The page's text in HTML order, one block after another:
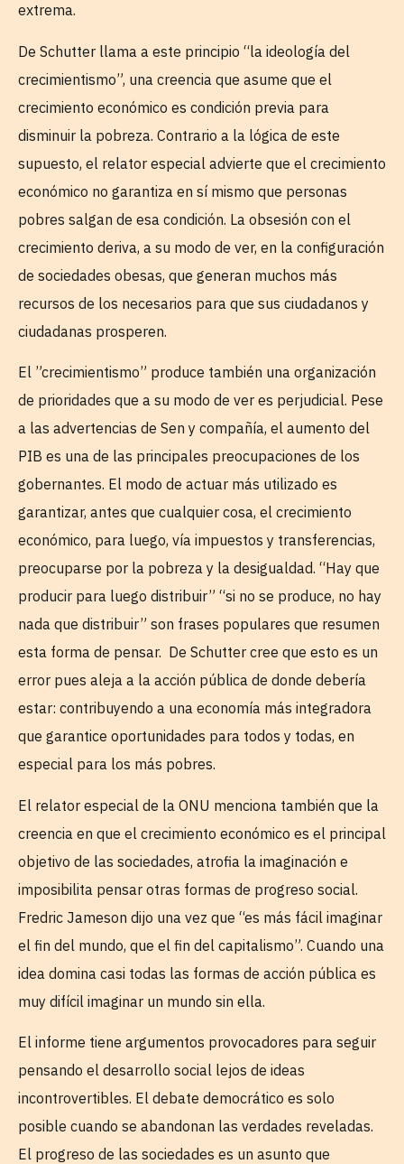
extrema.
De Schutter llama a este principio “la ideología del
crecimientismo”, una creencia que asume que el
crecimiento económico es condición previa para
disminuir la pobreza. Contrario a la lógica de este
supuesto, el relator especial advierte que el crecimiento
económico no garantiza en sí mismo que personas
pobres salgan de esa condición. La obsesión con el
crecimiento deriva, a su modo de ver, en la configuración
de sociedades obesas, que generan muchos más
recursos de los necesarios para que sus ciudadanos y
ciudadanas prosperen.
El ”crecimientismo” produce también una organización
de prioridades que a su modo de ver es perjudicial. Pese
a las advertencias de Sen y compañía, el aumento del
PIB es una de las principales preocupaciones de los
gobernantes. El modo de actuar más utilizado es
garantizar, antes que cualquier cosa, el crecimiento
económico, para luego, vía impuestos y transferencias,
preocuparse por la pobreza y la desigualdad. “Hay que
producir para luego distribuir” “si no se produce, no hay
nada que distribuir” son frases populares que resumen
esta forma de pensar. De Schutter cree que esto es un
error pues aleja a la acción pública de donde debería
estar: contribuyendo a una economía más integradora
que garantice oportunidades para todos y todas, en
especial para los más pobres.
El relator especial de la ONU menciona también que la
creencia en que el crecimiento económico es el principal
objetivo de las sociedades, atrofia la imaginación e
imposibilita pensar otras formas de progreso social.
Fredric Jameson dijo una vez que “es más fácil imaginar
el fin del mundo, que el fin del capitalismo”. Cuando una
idea domina casi todas las formas de acción pública es
muy difícil imaginar un mundo sin ella.
El informe tiene argumentos provocadores para seguir
pensando el desarrollo social lejos de ideas
incontrovertibles. El debate democrático es solo
posible cuando se abandonan las verdades reveladas.
El progreso de las sociedades es un asunto que